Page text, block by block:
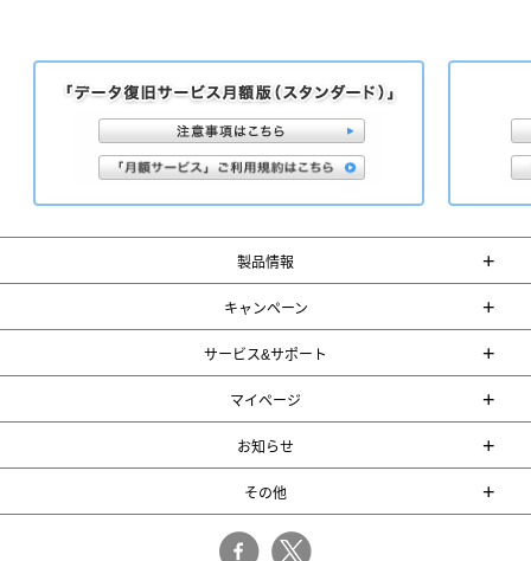
製品情報 +
キャンペーン +
サービス&サポート +
マイページ +
お知らせ +
その他 +